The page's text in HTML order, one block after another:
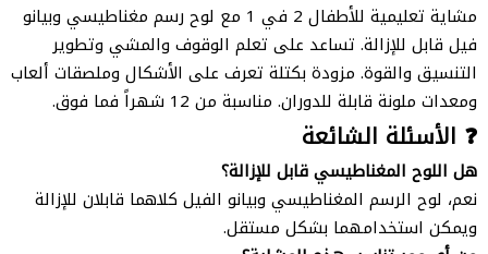
مشاية تعليمية للأطفال 2 في 1 مع لوح رسم مغناطيسي وبيانو
فيل قابل للإزالة. تساعد على تعلم الوقوف والمشي وتطوير
التنسيق والقوة. مزودة بكتلة تعرف على الأشكال وملصقات ألعاب
ومعدات ملونة قابلة للدوران. مناسبة من 12 شهراً فما فوق.
❓ الأسئلة الشائعة
هل اللوح المغناطيسي قابل للإزالة؟
نعم، لوح الرسم المغناطيسي وبيانو الفيل كلاهما قابلان للإزالة
ويمكن استخدامهما بشكل مستقل.